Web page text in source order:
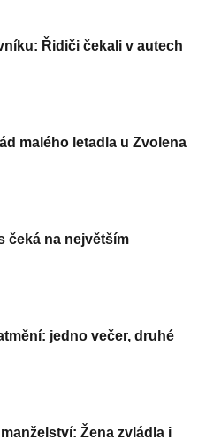
Řidiči čekali v autech
malého letadla u Zvolena
čeká na největším
jedno večer, druhé
Žena zvládla i